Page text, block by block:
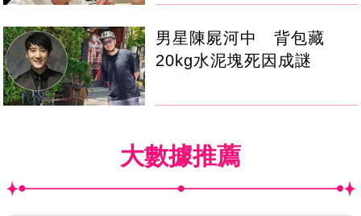
男星陳屍河中 背包藏
20kg水泥塊死因成謎
大數據推薦